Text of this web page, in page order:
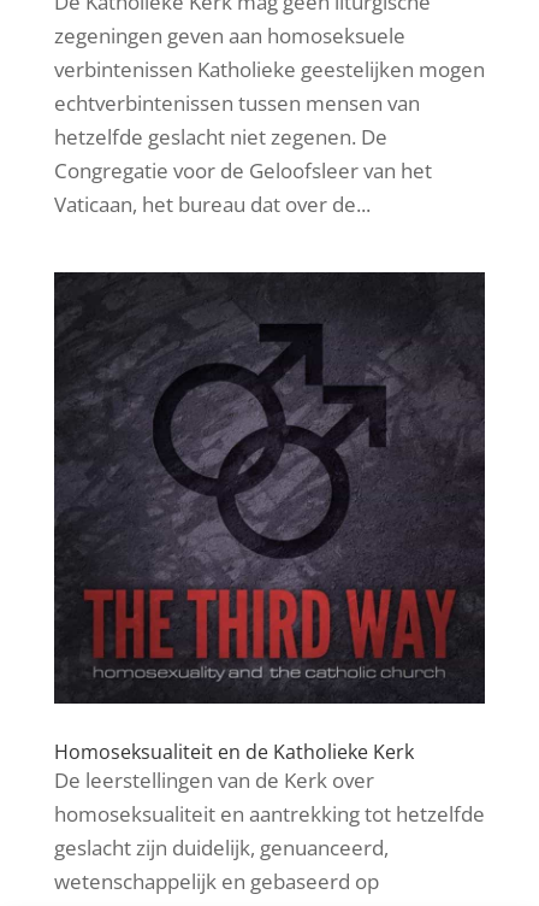
zegeningen geven aan homoseksuele
verbintenissen Katholieke geestelijken mogen
echtverbintenissen tussen mensen van
hetzelfde geslacht niet zegenen. De
Congregatie voor de Geloofsleer van het
Vaticaan, het bureau dat over de...
Homoseksualiteit en de Katholieke Kerk
De leerstellingen van de Kerk over
homoseksualiteit en aantrekking tot hetzelfde
geslacht zijn duidelijk, genuanceerd,
wetenschappelijk en gebaseerd op